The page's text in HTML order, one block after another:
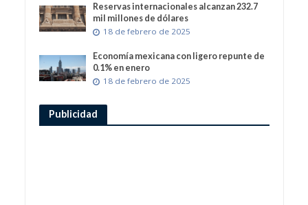
Reservas internacionales alcanzan 232.7
mil millones de dólares
18 de febrero de 2025
Economía mexicana con ligero repunte de
0.1% en enero
18 de febrero de 2025
Publicidad